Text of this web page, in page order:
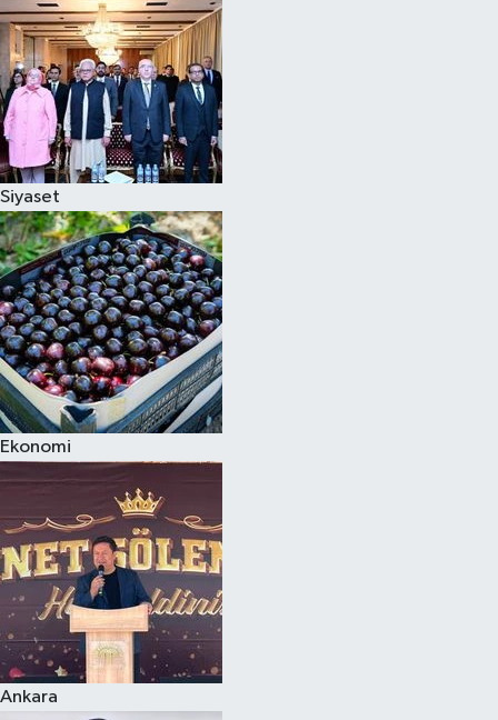
Siyaset
Ekonomi
Ankara
Televizyon
Yaşam-Çevre